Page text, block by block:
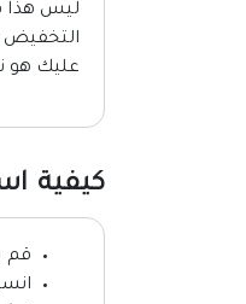
ليس هذا
التخفيض
عليك هو
كيفية
قم